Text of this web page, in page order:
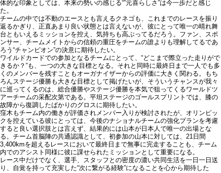
体的な印象としては、本来の勢いの感じる“”元喜らしさ”は今一歩だと感じ
た。
チームの中では不動のエースとも言えるクネゴも、これまでのレースを振り
返るかぎり、正直あまり良い状態とは言えないが、彼にとって唯一の晴れ舞
台ともいえるミッションを控え、気持ちも高ぶってるだろう。ファン、スポ
ンサー、チームメイトからの信頼の重圧をチームの誰よりも理解してるであ
ろう“チャンピオン”の決意に期待したい。
ワイルドカードでの参加となるチームにとって、“どこまで際立った走りがで
きるか？”も、一つの大きな目標となる。それと同時に最終日まで一人でも多
くのメンバーを残すこともオーガナイザーからの評価に大きく関わる。もち
ろんステージ優勝も大きな目標として掲げたいが、そういうチャンスが我々
に巡ってくるのは、総合優勝やステージ優勝を本気で狙ってくるワールドツ
アーチームの采配次第である。平坦ステージのゴールスプリントでは、膝の
故障から復調したばかりのグロスに期待したい。
窪木もチーム内の働きが評価されメンバー入りが検討されたが、オリンピッ
クを控えている彼にとっては、今後のナショナルチームの強化プランを考慮
すると良い選択肢とは言えず、結果的には山本が日本人で唯一の出場とな
る。チーム首脳陣の共通認識として、初参加の山本に対しては、21日間
3,400kmを超えるレースにおいて最終日まで無事に完走することも、チーム
内でのアシスト同様に彼に課せられたミッションとして重要になる。
レース中だけでなく、選手、スタッフとの密度の濃い共同生活を一日一日送
り、自覚を持って充実した“次に繋がる経験”になることを心から期待した